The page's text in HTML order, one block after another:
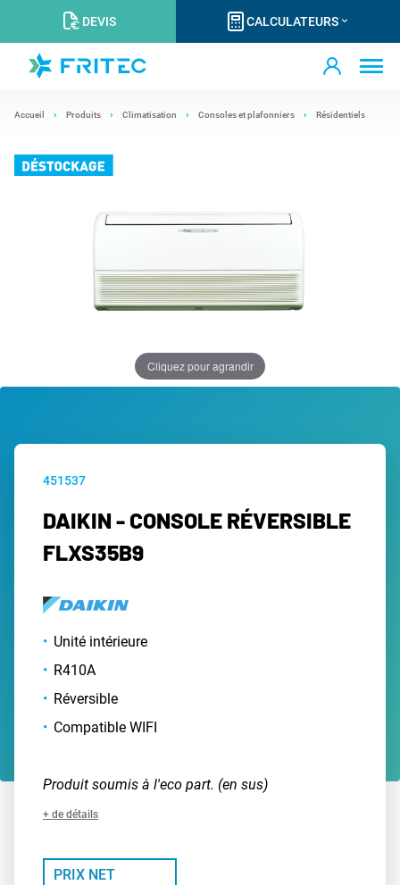
DEVIS CALCULATEURS
Accueil Produits Climatisation Consoles et plafonniers Résidentiels
Cliquez pour agrandir
451537
DAIKIN - CONSOLE RÉVERSIBLE
FLXS35B9
Unité intérieure
R410A
Réversible
Compatible WIFI
Produit soumis à l'eco part. (en sus)
+ de détails
PRIX NET